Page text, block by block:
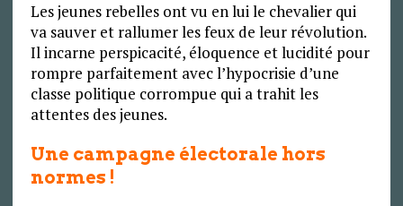
Les jeunes rebelles ont vu en lui le chevalier qui
va sauver et rallumer les feux de leur révolution.
Il incarne perspicacité, éloquence et lucidité pour
rompre parfaitement avec l’hypocrisie d’une
classe politique corrompue qui a trahit les
attentes des jeunes.
Une campagne électorale hors
normes !